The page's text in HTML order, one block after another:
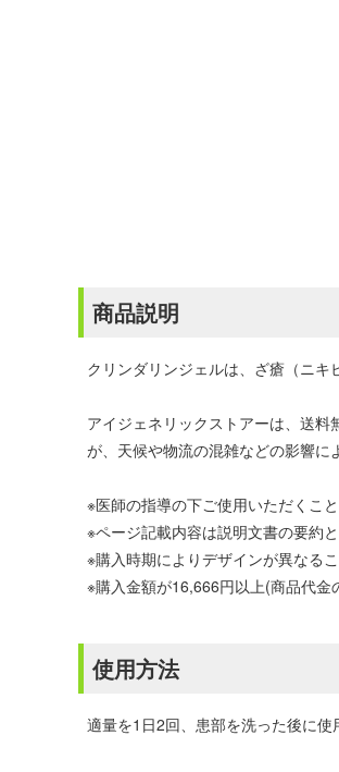
商品説明
クリンダリンジェルは、ざ瘡（ニキ
アイジェネリックストアーは、送
が、天候や物流の混雑などの影響に
※医師の指導の下ご使用いただくこ
※ページ記載内容は説明文書の要約と
※購入時期によりデザインが異なるこ
※購入金額が16,666円以上(商品代金
使用方法
適量を1日2回、患部を洗った後に使